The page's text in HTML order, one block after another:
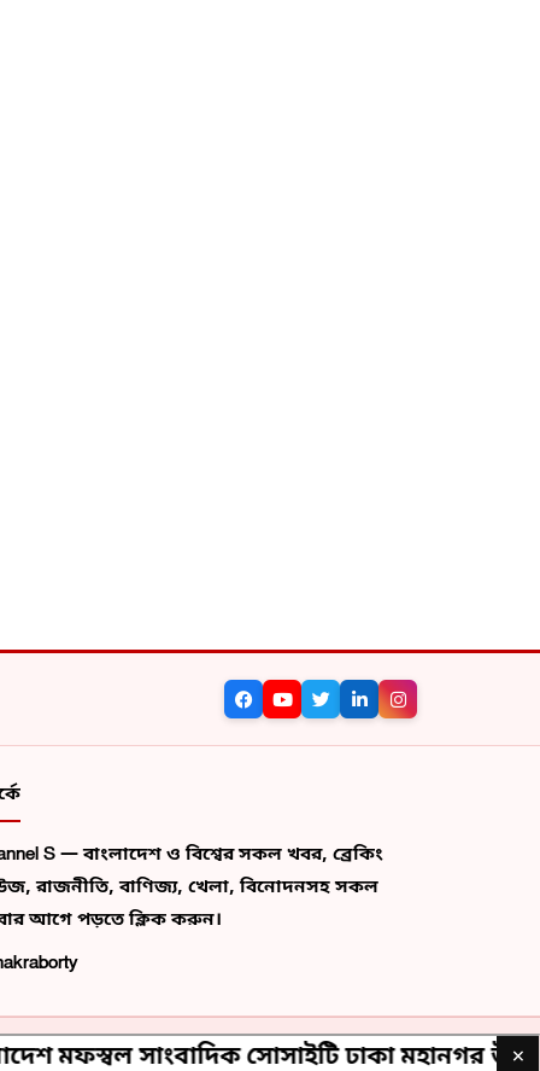
আরও
একটি
×
সাংবাদিক সোসাইটি ঢাকা মহানগর উত্তরের
S — বাংলাদেশ ও বিশ্বের সকল খবর, ব্রেকিং
রাজনীতি, বাণিজ্য, খেলা, বিনোদনসহ সকল
আগে পড়তে ক্লিক করুন।
লেখা, ছবি, ভিডিও অনুমতি ছাড়া ব্যবহার বেআইনি।